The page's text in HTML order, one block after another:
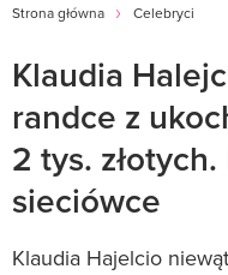
Strona główna Celebryci
Klaudia
randce z
2 tys.
sieciówce
Klaudia Hajelcio